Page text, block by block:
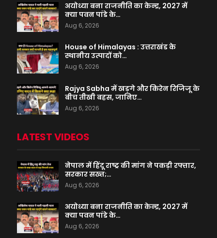
अयोध्या बना राजनीति का केन्द्र, 2027 में
क्या पवन पांडे के…
Aug 6, 2026
House of Himalayas : उत्तराखंड के
स्थानीय उत्पादों को…
Aug 6, 2026
Rajya Sabha में खड़गे और किरेन रिजिजू के
बीच तीखी बहस, जानिए…
Aug 6, 2026
LATEST VIDEOS
नेपाल में हिंदू राष्ट्र की मांग ने पकड़ी रफ्तार,
सरकार सख्त;…
Aug 6, 2026
अयोध्या बना राजनीति का केन्द्र, 2027 में
क्या पवन पांडे के…
Aug 6, 2026